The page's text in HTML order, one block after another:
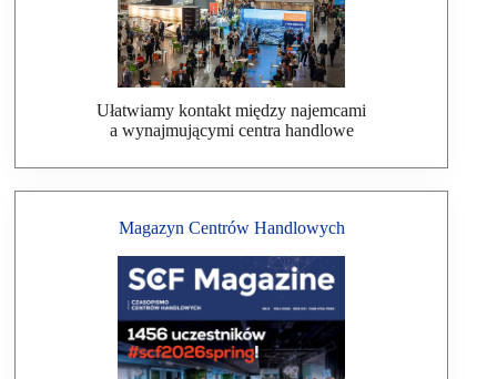
Ułatwiamy kontakt między najemcami
a wynajmującymi centra handlowe
Magazyn Centrów Handlowych